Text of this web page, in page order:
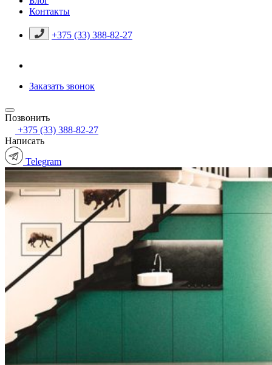
Контакты
+375 (33) 388-82-27
Заказать звонок
Позвонить
+375 (33) 388-82-27
Написать
Telegram